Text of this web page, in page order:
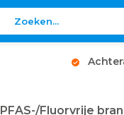
PFAS-/Fluorvrije